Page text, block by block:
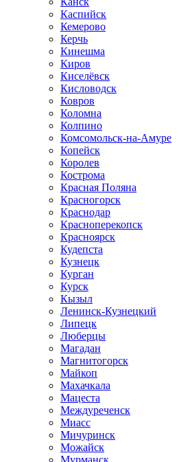
Каспийск
Кемерово
Керчь
Кинешма
Киров
Киселёвск
Кисловодск
Ковров
Коломна
Колпино
Комсомольск-на-Амуре
Копейск
Королев
Кострома
Красная Поляна
Красногорск
Краснодар
Красноперекопск
Красноярск
Кудепста
Кузнецк
Курган
Курск
Кызыл
Ленинск-Кузнецкий
Липецк
Люберцы
Магадан
Магнитогорск
Майкоп
Махачкала
Мацеста
Междуреченск
Миасс
Мичуринск
Можайск
Мурманск